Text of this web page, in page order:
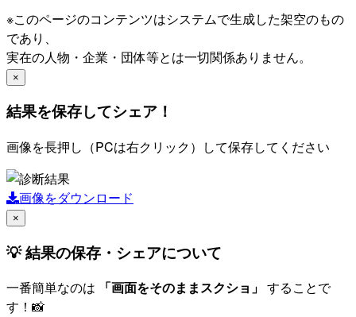
※このページのコンテンツはシステムで生成した架空のもの
であり、
実在の人物・企業・団体等とは一切関係ありません。
×
結果を保存してシェア！
画像を長押し（PCは右クリック）して保存してください
画像をダウンロード
×
💡 結果の保存・シェアについて
一番簡単なのは 「画面をそのままスクショ」 することで
す！📸